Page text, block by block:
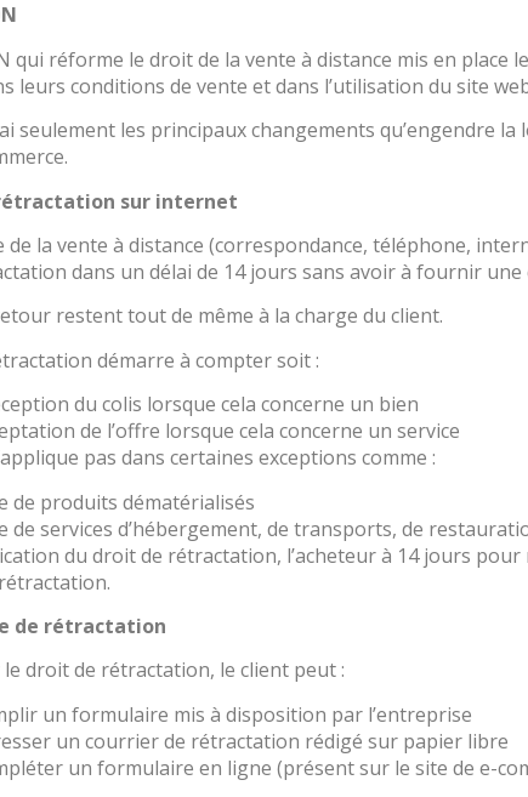
qui réforme le droit de la vente à distance mis en place
leurs conditions de vente et dans l’utilisation du site
seulement les principaux changements qu’engendre
sur internet
de la vente à distance (correspondance, téléphone,
dans un délai de 14 jours sans avoir à fournir
restent tout de même à la charge du client.
démarre à compter soit :
du colis lorsque cela concerne un bien
de l’offre lorsque cela concerne un service
pas dans certaines exceptions comme :
de produits dématérialisés
de services d’hébergement, de transports, de
du droit de rétractation, l’acheteur à 14 jours
de rétractation
droit de rétractation, le client peut :
un formulaire mis à disposition par l’entreprise
un courrier de rétractation rédigé sur papier libre
un formulaire en ligne (présent sur le site de e-